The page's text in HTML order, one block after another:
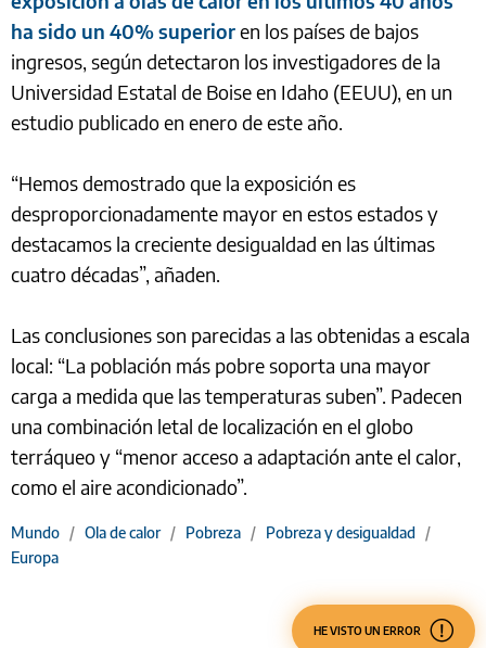
ha sido un 40% superioren los países de bajos
ingresos, según detectaron los investigadores de la
Universidad Estatal de Boise en Idaho (EEUU), en un
estudio publicado en enero de este año.
“Hemos demostrado que la exposición es
desproporcionadamente mayor en estos estados y
destacamos la creciente desigualdad en las últimas
cuatro décadas”, añaden.
Las conclusiones son parecidas a las obtenidas a escala
local: “La población más pobre soporta una mayor
carga a medida que las temperaturas suben”. Padecen
una combinación letal de localización en el globo
terráqueo y “menor acceso a adaptación ante el calor,
como el aire acondicionado”.
Mundo / Ola de calor / Pobreza / Pobreza y desigualdad /
Europa
HE VISTO UN ERROR